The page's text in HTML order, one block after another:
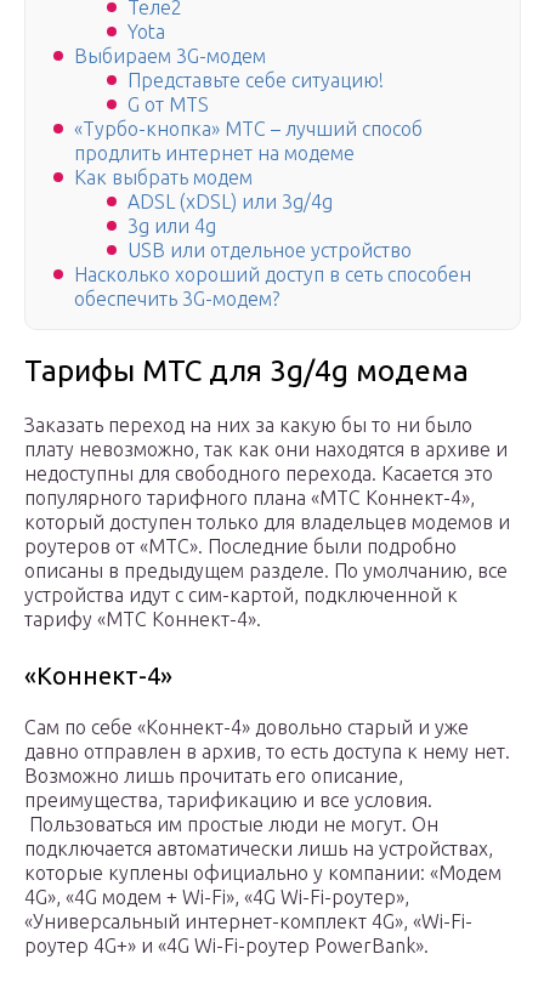
Теле2
Yota
Выбираем 3G-модем
Представьте себе ситуацию!
G от MTS
«Турбо-кнопка» МТС – лучший способ
продлить интернет на модеме
Как выбрать модем
ADSL (xDSL) или 3g/4g
3g или 4g
USB или отдельное устройство
Насколько хороший доступ в сеть способен
обеспечить 3G-модем?
Тарифы МТС для 3g/4g модема
Заказать переход на них за какую бы то ни было
плату невозможно, так как они находятся в архиве и
недоступны для свободного перехода. Касается это
популярного тарифного плана «МТС Коннект-4»,
который доступен только для владельцев модемов и
роутеров от «МТС». Последние были подробно
описаны в предыдущем разделе. По умолчанию, все
устройства идут с сим-картой, подключенной к
тарифу «МТС Коннект-4».
«Коннект-4»
Сам по себе «Коннект-4» довольно старый и уже
давно отправлен в архив, то есть доступа к нему нет.
Возможно лишь прочитать его описание,
преимущества, тарификацию и все условия.
Пользоваться им простые люди не могут. Он
подключается автоматически лишь на устройствах,
которые куплены официально у компании: «Модем
4G», «4G модем + Wi-Fi», «4G Wi-Fi-роутер»,
«Универсальный интернет-комплект 4G», «Wi-Fi-
роутер 4G+» и «4G Wi-Fi-роутер PowerBank».